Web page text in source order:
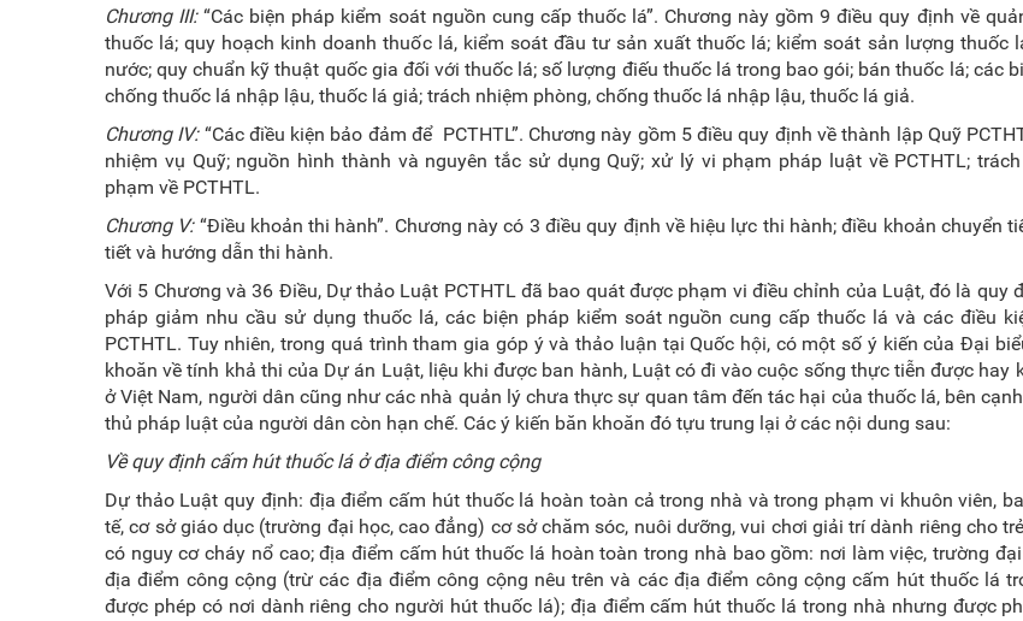
Chương III:“Các biện pháp kiểm soát nguồn cung cấp thuốc lá”. Chương này gồm 9 điều quy định về
thuốc lá; quy hoạch kinh doanh thuốc lá, kiểm soát đầu tư sản xuất thuốc lá; kiểm soát sản lượng thuốc
nước; quy chuẩn kỹ thuật quốc gia đối với thuốc lá; số lượng điếu thuốc lá trong bao gói; bán thuốc lá; các
chống thuốc lá nhập lậu, thuốc lá giả; trách nhiệm phòng, chống thuốc lá nhập lậu, thuốc lá giả.
Chương IV:“Các điều kiện bảo đảm để PCTHTL”. Chương này gồm 5 điều quy định về thành lập Quỹ
nhiệm vụ Quỹ; nguồn hình thành và nguyên tắc sử dụng Quỹ; xử lý vi phạm pháp luật về PCTHTL;
phạm về PCTHTL.
Chương V:“Điều khoản thi hành”. Chương này có 3 điều quy định về hiệu lực thi hành; điều khoản chuyển
tiết và hướng dẫn thi hành.
Với 5 Chương và 36 Điều, Dự thảo Luật PCTHTL đã bao quát được phạm vi điều chỉnh của Luật, đó là quy
pháp giảm nhu cầu sử dụng thuốc lá, các biện pháp kiểm soát nguồn cung cấp thuốc lá và các điều
PCTHTL. Tuy nhiên, trong quá trình tham gia góp ý và thảo luận tại Quốc hội, có một số ý kiến của Đại
khoăn về tính khả thi của Dự án Luật, liệu khi được ban hành, Luật có đi vào cuộc sống thực tiễn được hay
ở Việt Nam, người dân cũng như các nhà quản lý chưa thực sự quan tâm đến tác hại của thuốc lá, bên
thủ pháp luật của người dân còn hạn chế. Các ý kiến băn khoăn đó tựu trung lại ở các nội dung sau:
Về quy định cấm hút thuốc lá ở địa điểm công cộng
Dự thảo Luật quy định: địa điểm cấm hút thuốc lá hoàn toàn cả trong nhà và trong phạm vi khuôn viên,
tế, cơ sở giáo dục (trường đại học, cao đẳng) cơ sở chăm sóc, nuôi dưỡng, vui chơi giải trí dành riêng cho
có nguy cơ cháy nổ cao; địa điểm cấm hút thuốc lá hoàn toàn trong nhà bao gồm: nơi làm việc, trường
địa điểm công cộng (trừ các địa điểm công cộng nêu trên và các địa điểm công cộng cấm hút thuốc lá
được phép có nơi dành riêng cho người hút thuốc lá); địa điểm cấm hút thuốc lá trong nhà nhưng được